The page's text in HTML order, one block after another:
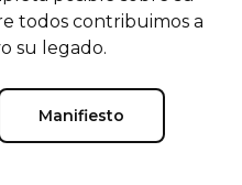
todos contribuimos a
su legado.
Manifiesto